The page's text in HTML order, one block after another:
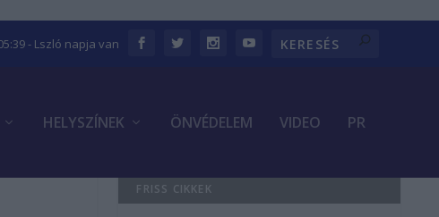
- Lszló napja van
HELYSZÍNEK ÖNVÉDELEM VIDEO PR
FRISS CIKKEK